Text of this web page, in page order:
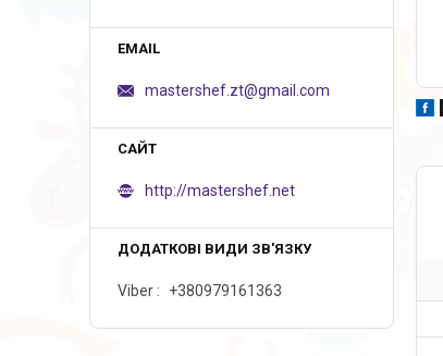
mastershef.zt@gmail.com
http://mastershef.net
Viber +380979161363